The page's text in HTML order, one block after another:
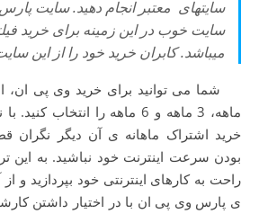
سایتهای معتبر انجام دهید. سایت
سایت خوب در این زمینه برای خرید
میباشد. کابران خرید خود را از این
ماهه، 3 ماهه و 6 ماهه را
خرید اشتراک ماهانه ی آن دیگر نگران
بودن سرعت اینترنت خود نباشید. به این
راحت به کارهای اینترنتی خود بپردازید و
ی پارس وی پی ان با در اختیار داشتن